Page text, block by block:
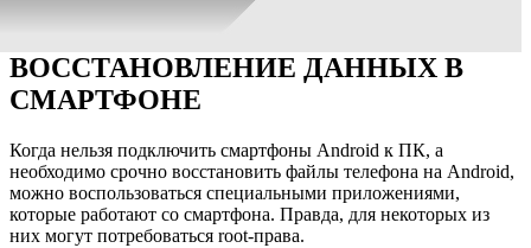
ВОССТАНОВЛЕНИЕ ДАННЫХ В
СМАРТФОНЕ
Когда нельзя подключить смартфоны Аndroid к ПК, а
необходимо срочно восстановить файлы телефона на Android,
можно воспользоваться специальными приложениями,
которые работают со смартфона. Правда, для некоторых из
них могут потребоваться root-права.